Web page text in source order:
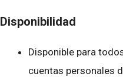
Disponibilidad
Disponible para
cuentas personales